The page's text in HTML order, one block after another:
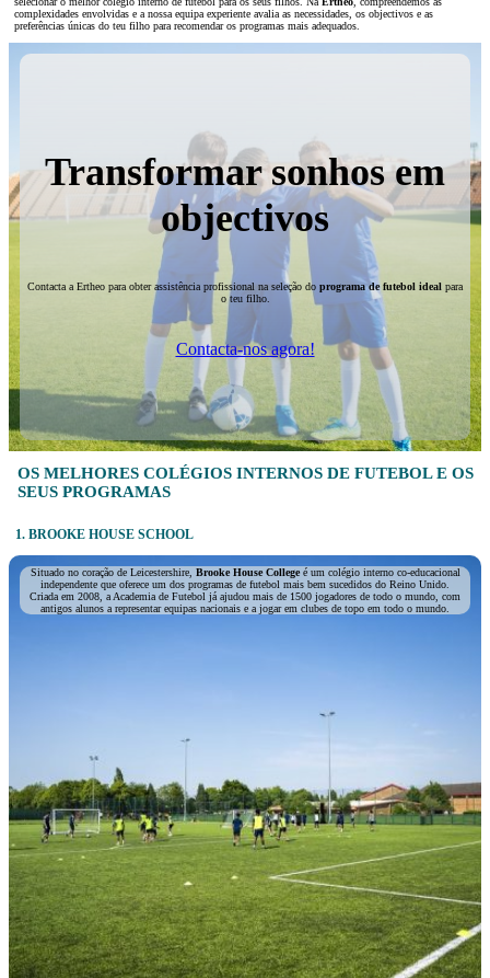
complexidades envolvidas e a nossa equipa experiente avalia as necessidades, os objectivos e as
preferências únicas do teu filho para recomendar os programas mais adequados.
Transformar sonhos em
objectivos
Contacta a Ertheo para obter assistência profissional na seleção do programa de futebol ideal para
o teu filho.
Contacta-nos agora!
OS MELHORES COLÉGIOS INTERNOS DE FUTEBOL E OS
SEUS PROGRAMAS
1. BROOKE HOUSESCHOOL
Situado no coração de Leicestershire, Brooke House Collegeé um colégio interno co-educacional
independente que oferece um dos programas de futebol mais bem sucedidos do Reino Unido.
Criada em 2008, a Academia de Futebol já ajudou mais de 1500 jogadores de todo o mundo, com
antigos alunos a representar equipas nacionais e a jogar em clubes de topo em todo o mundo.